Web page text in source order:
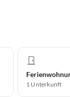
1 Unterkunft